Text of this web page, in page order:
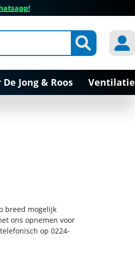
De Jong & Roos Ventilatie
breed mogelijk
ons opnemen voor
op 0224-